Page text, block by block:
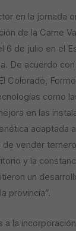
en la jornada
de la Carne
6 de julio en el
De acuerdo
Colorado,
como
en las
adaptada
vender
y la
un
provincia”.
a la